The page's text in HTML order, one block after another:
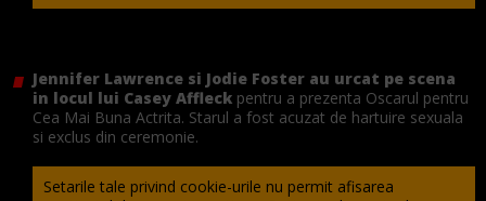
Jennifer Lawrence si Jodie Foster au urcat pe scena
in locul lui Casey Affleck pentru a prezenta Oscarul pentru
Cea Mai Buna Actrita. Starul a fost acuzat de hartuire sexuala
si exclus din ceremonie.
Setarile tale privind cookie-urile nu permit afisarea